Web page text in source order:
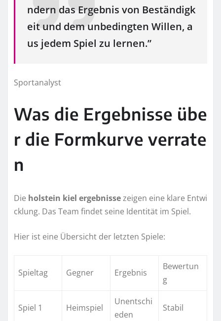
ndern das Ergebnis von Beständigk
eit und dem unbedingten Willen, a
us jedem Spiel zu lernen.”
Sportanalyst
Was die Ergebnisse übe
r die Formkurve verrate
n
Die holstein kiel ergebnissezeigen eine klare Entwi
cklung. Das Team findet seine Identität im Spiel.
Hier ist eine Übersicht der letzten Spiele:
Spieltag Gegner Ergebnis
Bewertun
g
Spiel 1 Heimspiel
Unentschi
eden
Stabil